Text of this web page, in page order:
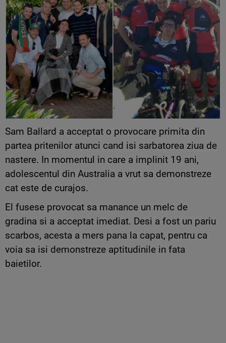
Sam Ballard a acceptat o provocare primita din
partea pritenilor atunci cand isi sarbatorea ziua de
nastere. In momentul in care a implinit 19 ani,
adolescentul din Australia a vrut sa demonstreze
cat este de curajos.
El fusese provocat sa manance un melc de
gradina si a acceptat imediat. Desi a fost un pariu
scarbos, acesta a mers pana la capat, pentru ca
voia sa isi demonstreze aptitudinile in fata
baietilor.